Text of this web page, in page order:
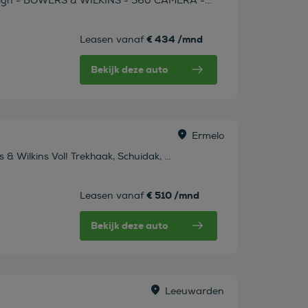
Leasen vanaf € 434 /mnd
Bekijk deze auto
Ermelo
Wilkins Vol! Trekhaak, Schuidak, ...
Leasen vanaf € 510 /mnd
Bekijk deze auto
Leeuwarden